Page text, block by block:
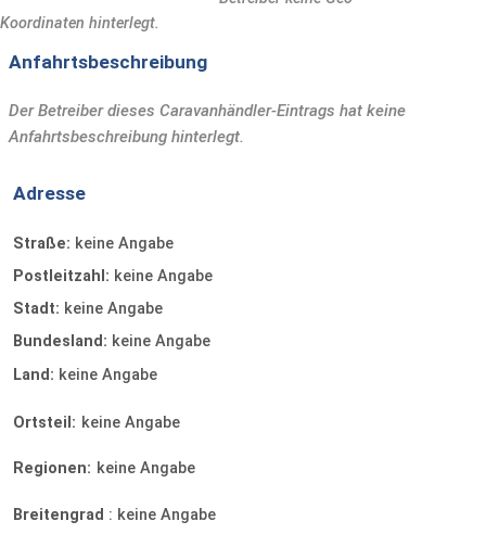
Koordinaten hinterlegt.
Anfahrtsbeschreibung
Der Betreiber dieses Caravanhändler-Eintrags hat keine
Anfahrtsbeschreibung hinterlegt.
Adresse
Straße: keine Angabe
Postleitzahl: keine Angabe
Stadt: keine Angabe
Bundesland: keine Angabe
Land: keine Angabe
Ortsteil: keine Angabe
Regionen: keine Angabe
Breitengrad : keine Angabe